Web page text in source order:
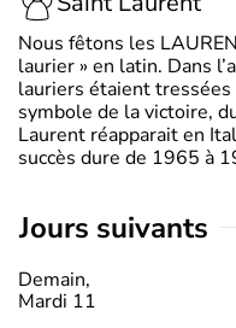
Nous fêtons les
laurier » en latin. Dans
lauriers étaient tressées
symbole de la victoire,
Laurent réapparait en
succès dure de 1965 à
jours suivants
Demain,
Mardi 11